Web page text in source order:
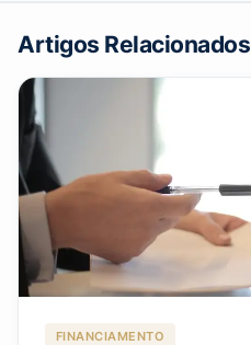
Artigos Relacionados
FINANCIAMENTO